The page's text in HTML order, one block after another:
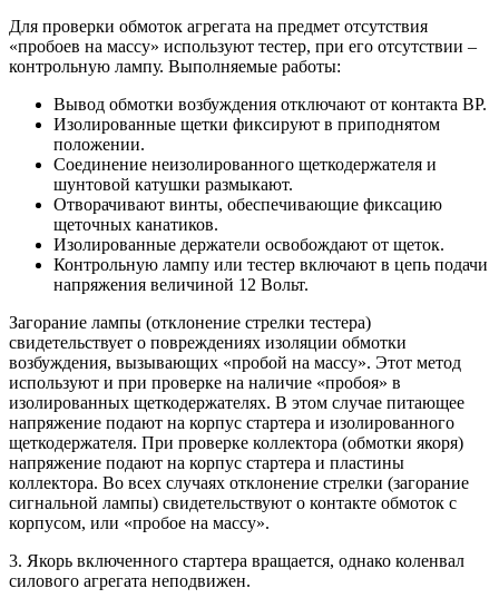
Для проверки обмоток агрегата на предмет отсутствия
«пробоев на массу» используют тестер, при его отсутствии –
контрольную лампу. Выполняемые работы:
Вывод обмотки возбуждения отключают от контакта ВР.
Изолированные щетки фиксируют в приподнятом
положении.
Соединение неизолированного щеткодержателя и
шунтовой катушки размыкают.
Отворачивают винты, обеспечивающие фиксацию
щеточных канатиков.
Изолированные держатели освобождают от щеток.
Контрольную лампу или тестер включают в цепь подачи
напряжения величиной 12 Вольт.
Загорание лампы (отклонение стрелки тестера)
свидетельствует о повреждениях изоляции обмотки
возбуждения, вызывающих «пробой на массу». Этот метод
используют и при проверке на наличие «пробоя» в
изолированных щеткодержателях. В этом случае питающее
напряжение подают на корпус стартера и изолированного
щеткодержателя. При проверке коллектора (обмотки якоря)
напряжение подают на корпус стартера и пластины
коллектора. Во всех случаях отклонение стрелки (загорание
сигнальной лампы) свидетельствуют о контакте обмоток с
корпусом, или «пробое на массу».
3. Якорь включенного стартера вращается, однако коленвал
силового агрегата неподвижен.